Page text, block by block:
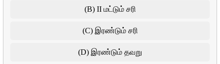
(B) II மட்டும் சரி
(C) இரண்டும் சரி
(D) இரண்டும் தவறு